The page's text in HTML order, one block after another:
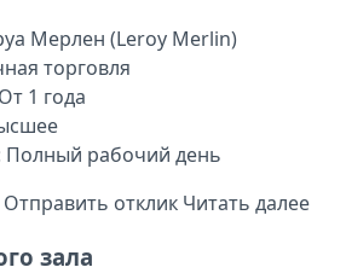
Мерлен (Leroy Merlin)
торговля
1 года
Полный рабочий день
Отправить отклик Читать далее
зала